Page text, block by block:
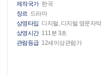
제작국가 한국
장르 드라마
상영타입 디지털, 디지털 영문자막
상영시간 111분 3초
관람등급 12세이상관람가